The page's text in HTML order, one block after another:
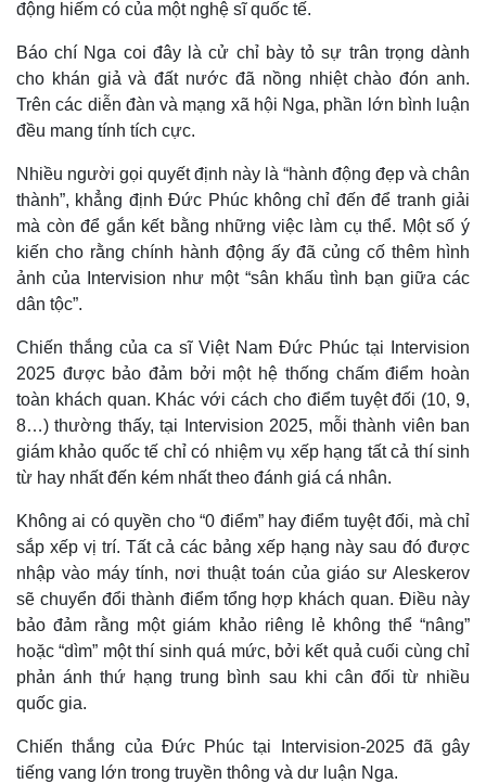
e
động hiếm có của một nghệ sĩ quốc tế.
Báo chí Nga coi đây là cử chỉ bày tỏ sự trân trọng dành
cho khán giả và đất nước đã nồng nhiệt chào đón anh.
Trên các diễn đàn và mạng xã hội Nga, phần lớn bình luận
đều mang tính tích cực.
Nhiều người gọi quyết định này là “hành động đẹp và chân
thành”, khẳng định Đức Phúc không chỉ đến để tranh giải
mà còn để gắn kết bằng những việc làm cụ thể. Một số ý
kiến cho rằng chính hành động ấy đã củng cố thêm hình
ảnh của Intervision như một “sân khấu tình bạn giữa các
dân tộc”.
Chiến thắng của ca sĩ Việt Nam Đức Phúc tại Intervision
2025 được bảo đảm bởi một hệ thống chấm điểm hoàn
toàn khách quan. Khác với cách cho điểm tuyệt đối (10, 9,
8…) thường thấy, tại Intervision 2025, mỗi thành viên ban
giám khảo quốc tế chỉ có nhiệm vụ xếp hạng tất cả thí sinh
từ hay nhất đến kém nhất theo đánh giá cá nhân.
Không ai có quyền cho “0 điểm” hay điểm tuyệt đối, mà chỉ
sắp xếp vị trí. Tất cả các bảng xếp hạng này sau đó được
nhập vào máy tính, nơi thuật toán của giáo sư Aleskerov
sẽ chuyển đổi thành điểm tổng hợp khách quan. Điều này
bảo đảm rằng một giám khảo riêng lẻ không thể “nâng”
hoặc “dìm” một thí sinh quá mức, bởi kết quả cuối cùng chỉ
phản ánh thứ hạng trung bình sau khi cân đối từ nhiều
quốc gia.
Chiến thắng của Đức Phúc tại Intervision-2025 đã gây
tiếng vang lớn trong truyền thông và dư luận Nga.